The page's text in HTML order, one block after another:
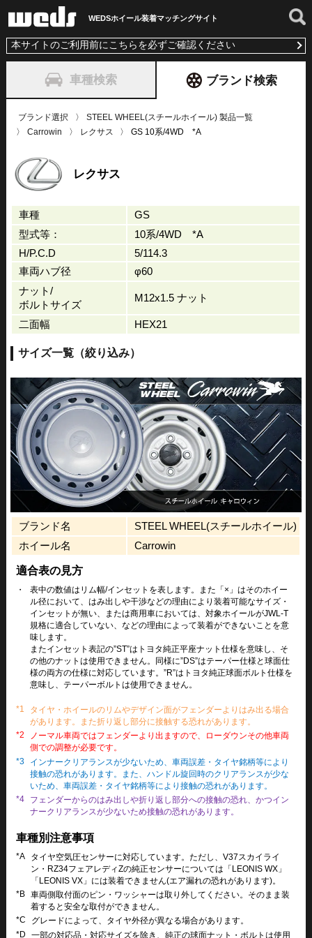
WEDSホイール装着マッチングサイト
本サイトのご利用前にこちらを必ずご確認ください
車種検索 ブランド検索
ブランド選択
STEEL WHEEL(スチールホイール) 製品一覧
Carrowin
レクサス GS 10系/4WD *A
レクサス
車種
GS
型式等：
10系/4WD *A
H/P.C.D
5/114.3
車両ハブ径
φ60
ナット/
ボルトサイズ
M12x1.5 ナット
二面幅 HEX21
サイズ一覧（絞り込み）
ブランド名
STEEL WHEEL(スチールホイール)
ホイール名
Carrowin
適合表の見方
・
表中の数値はリム幅/インセットを表します。また「×」はそのホイー
ル径において、はみ出しや干渉などの理由により装着可能なサイズ・
インセットが無い、または商用車においては、対象ホイールがJWL-T
規格に適合していない、などの理由によって装着ができないことを意
味します。
またインセット表記の”ST”はトヨタ純正平座ナット仕様を意味し、そ
の他のナットは使用できません。同様に”DS”はテーパー仕様と球面仕
様の両方の仕様に対応しています。”R”はトヨタ純正球面ボルト仕様を
意味し、テーパーボルトは使用できません。
*1
タイヤ・ホイールのリムやデザイン面がフェンダーよりはみ出る場合
があります。また折り返し部分に接触する恐れがあります。
*2
ノーマル車両ではフェンダーより出ますので、ローダウンその他車両
側での調整が必要です。
*3
インナークリアランスが少ないため、車両誤差・タイヤ銘柄等により
接触の恐れがあります。また、ハンドル旋回時のクリアランスが少な
いため、車両誤差・タイヤ銘柄等により接触の恐れがあります。
*4
フェンダーからのはみ出しや折り返し部分への接触の恐れ、かつイン
ナークリアランスが少ないため接触の恐れがあります。
車種別注意事項
*A
タイヤ空気圧センサーに対応しています。ただし、V37スカイライ
ン・RZ34フェアレディZの純正センサーについては「LEONIS WX」
「LEONIS VX」には装着できません(エア漏れの恐れがあります)。
*B 車両側取付面のピン・ワッシャーは取り外してください。そのまま装
着すると安全な取付ができません。
*C
グレードによって、タイヤ外径が異なる場合があります。
*D
一部の対応品・対応サイズを除き、純正の球面ナット・ボルトは使用